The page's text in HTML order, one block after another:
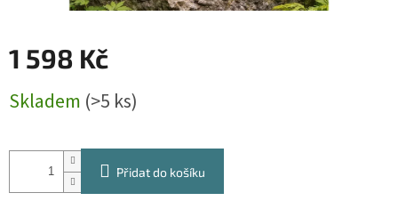
1 598 Kč
cena:
Skladem (>5 ks)
Přidat do košíku